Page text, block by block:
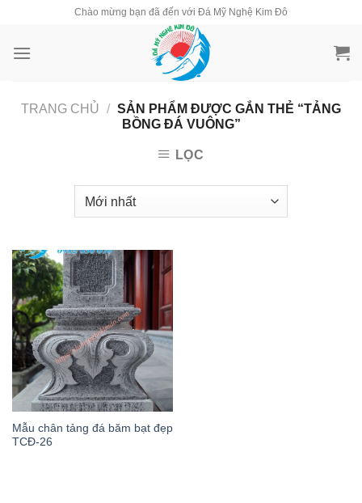
content
Chào mừng bạn đã đến với Đá Mỹ Nghệ Kim Đô
TRANG CHỦ / SẢN PHẨM ĐƯỢC GẮN THẺ “TẢNG
BỒNG ĐÁ VUÔNG”
LỌC
Mẫu chân tảng đá băm bạt đẹp
TCĐ-26